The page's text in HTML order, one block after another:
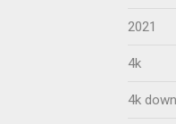
2021
4k
4k